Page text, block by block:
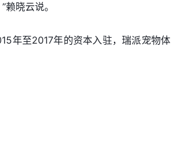
晓云说。
年至2017年的资本入驻，瑞派宠物体